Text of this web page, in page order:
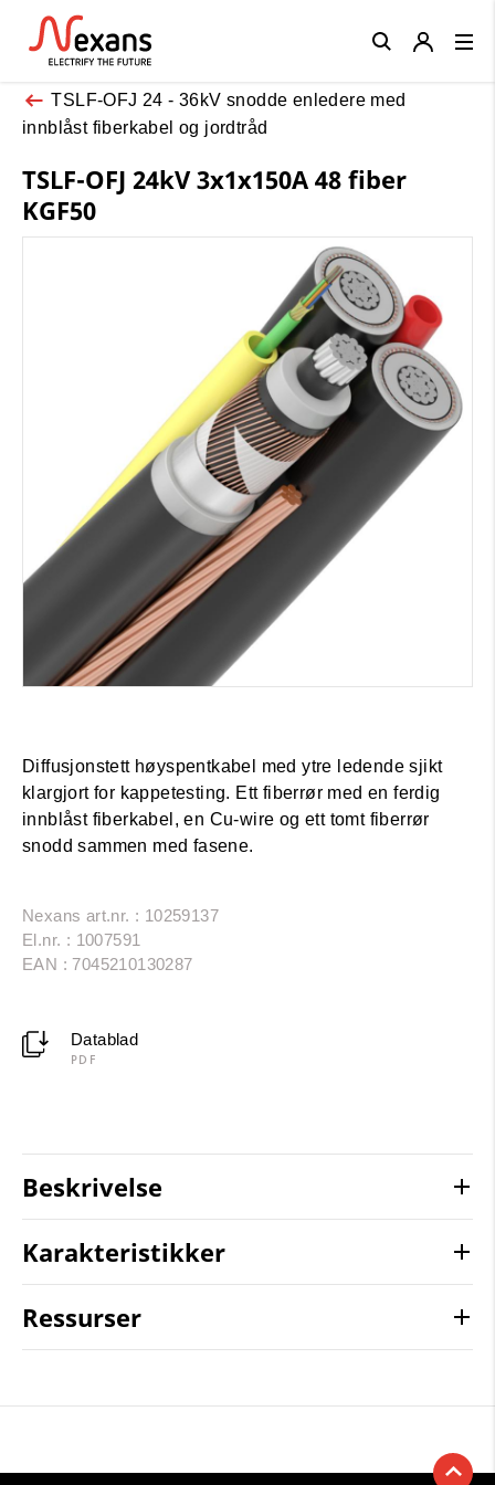
TSLF-OFJ 24 - 36kV snodde enledere med
innblåst fiberkabel og jordtråd
TSLF-OFJ 24kV 3x1x150A 48 fiber
KGF50
Diffusjonstett høyspentkabel med ytre ledende sjikt
klargjort for kappetesting. Ett fiberrør med en ferdig
innblåst fiberkabel, en Cu-wire og ett tomt fiberrør
snodd sammen med fasene.
Nexans art.nr. : 10259137
El.nr. : 1007591
EAN : 7045210130287
Datablad
PDF
Beskrivelse
Karakteristikker
Ressurser
Close